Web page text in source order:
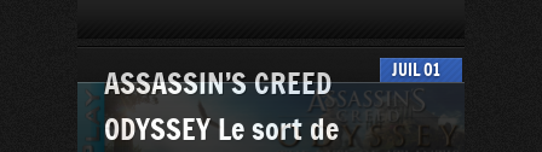
01
JUIL
ASSASSIN’S CREED
ODYSSEY Le sort de